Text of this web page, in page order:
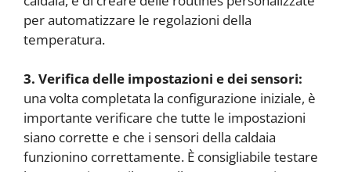
per automatizzare le regolazioni della
temperatura.
3. Verifica delle impostazioni e dei sensori:
una volta completata la configurazione iniziale, è
importante verificare che tutte le impostazioni
siano corrette e che i sensori della caldaia
funzionino correttamente. È consigliabile testare